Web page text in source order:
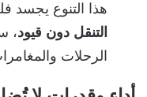
هذا التنوع
التنقل دون قيود،
الرحلات